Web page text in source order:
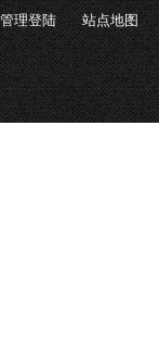
管理登陆 站点地图